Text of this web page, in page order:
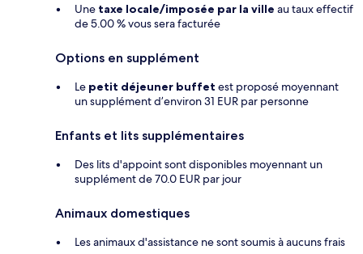
Une taxe locale/imposée par la ville au taux effectif
de 5.00 % vous sera facturée
Options en supplément
Le petit déjeuner buffet est proposé moyennant
un supplément d’environ 31 EUR par personne
Enfants et lits supplémentaires
Des lits d'appoint sont disponibles moyennant un
supplément de 70.0 EUR par jour
Animaux domestiques
Les animaux d'assistance ne sont soumis à aucuns frais